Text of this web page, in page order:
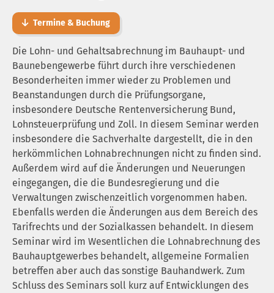
Termine & Buchung
Die Lohn- und Gehaltsabrechnung im Bauhaupt- und
Baunebengewerbe führt durch ihre verschiedenen
Besonderheiten immer wieder zu Problemen und
Beanstandungen durch die Prüfungsorgane,
insbesondere Deutsche Rentenversicherung Bund,
Lohnsteuerprüfung und Zoll. In diesem Seminar werden
insbesondere die Sachverhalte dargestellt, die in den
herkömmlichen Lohnabrechnungen nicht zu finden sind.
Außerdem wird auf die Änderungen und Neuerungen
eingegangen, die die Bundesregierung und die
Verwaltungen zwischenzeitlich vorgenommen haben.
Ebenfalls werden die Änderungen aus dem Bereich des
Tarifrechts und der Sozialkassen behandelt. In diesem
Seminar wird im Wesentlichen die Lohnabrechnung des
Bauhauptgewerbes behandelt, allgemeine Formalien
betreffen aber auch das sonstige Bauhandwerk. Zum
Schluss des Seminars soll kurz auf Entwicklungen des